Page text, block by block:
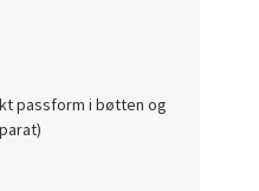
passform i bøtten og